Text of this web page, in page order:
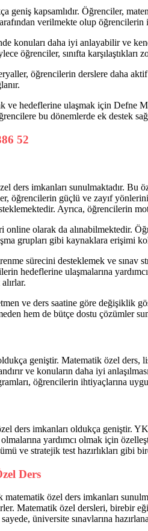
geniş kapsamlıdır. Öğrenciler,
verilmekte olup
konuları daha iyi anlayabilir ve
öğrenciler, sınıfta karşılaştıkları
öğrencilerin derslere daha
ve hedeflerine ulaşmak için
bu dönemlerde ek destek
ders imkanları sunulmaktadır. Bu
öğrencilerin güçlü ve zayıf
Ayrıca, öğrencilerin
olarak da alınabilmektedir.
grupları gibi kaynaklara erişimi
sürecini desteklemek ve sınav
hedeflerine ulaşmalarına
ve ders saatine göre değişiklik
hem de bütçe dostu çözümler
geniştir. Matematik özel ders,
ve konuların daha iyi
öğrencilerin ihtiyaçlarına
ders imkanları oldukça geniştir.
olmalarına yardımcı olmak için
ve stratejik test hazırlıkları gibi
Ders
matematik özel ders imkanları
Matematik özel dersleri, birebir
üniversite sınavlarına